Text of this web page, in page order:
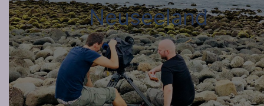
Neuseeland